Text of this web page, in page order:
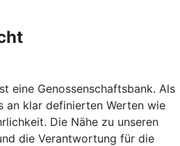
eine Genossenschaftsbank. Als
an klar definierten Werten wie
Die Nähe zu unseren
die Verantwortung für die